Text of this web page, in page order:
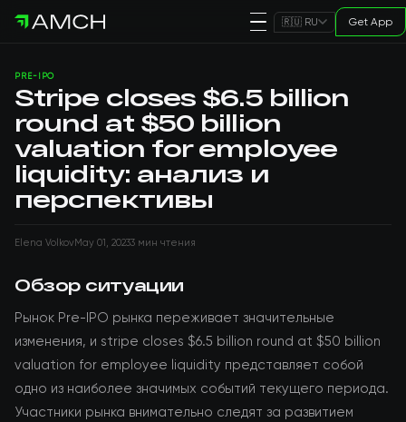
🇷🇺 RU Get App
PRE-IPO
Stripe closes $6.5 billion
round at $50 billion
valuation for employee
liquidity: анализ и
перспективы
Elena VolkovMay 01, 20233 мин чтения
Обзор ситуации
Рынок Pre-IPO рынка переживает значительные
изменения, и stripe closes $6.5 billion round at $50 billion
valuation for employee liquidity представляет собой
одно из наиболее значимых событий текущего периода.
Участники рынка внимательно следят за развитием